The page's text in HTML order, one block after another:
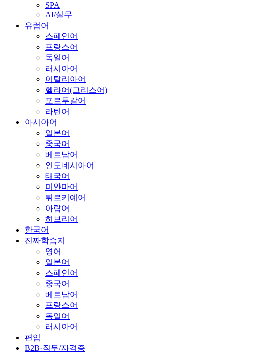
SPA
AI/실무
유럽어
스페인어
프랑스어
독일어
러시아어
이탈리아어
헬라어(그리스어)
포르투갈어
라틴어
아시아어
일본어
중국어
베트남어
인도네시아어
태국어
미얀마어
튀르키예어
아랍어
히브리어
한국어
진짜학습지
영어
일본어
스페인어
중국어
베트남어
프랑스어
독일어
러시아어
편입
B2B·직무/자격증